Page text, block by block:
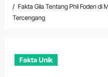
Fakta Gila Tentang Phil Foden di
Tercengang
Fakta Unik